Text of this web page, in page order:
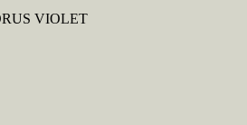
VIOLET